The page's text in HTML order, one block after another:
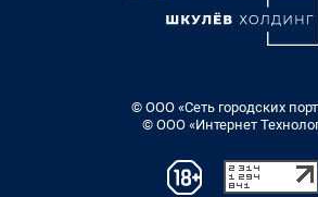
© ООО «Сеть городских
© ООО «Интернет